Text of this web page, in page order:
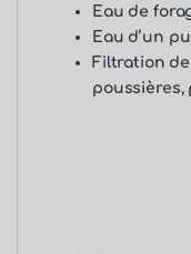
Eau de
Eau d’un
Filtration
poussières,